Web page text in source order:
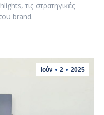
τις στρατηγικές
brand.
Ιούν 2 2025